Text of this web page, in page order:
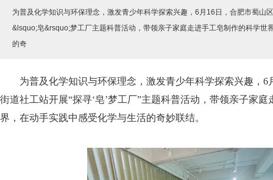
为普及化学知识与环保理念，激发青少年科学探索兴趣，6月16日，合肥市蜀山
&lsquo;皂&rsquo;梦工厂主题科普活动，带领亲子家庭走进手工皂制作的科学世
的奇
为普及化学知识与环保理念，激发青少年科学探索兴趣，6
街道社工站开展“探寻‘皂’梦工厂”主题科普活动，带领亲子家
界，在动手实践中感受化学与生活的奇妙联结。